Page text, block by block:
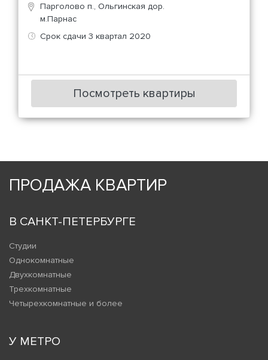
Парголово п., Ольгинская дор.
м.Парнас
Срок сдачи 3 квартал 2020
Посмотреть квартиры
ПРОДАЖА КВАРТИР
В САНКТ-ПЕТЕРБУРГЕ
Студии
Однокомнатные
Двухкомнатные
Трехкомнатные
Четырехкомнатные и более
У МЕТРО